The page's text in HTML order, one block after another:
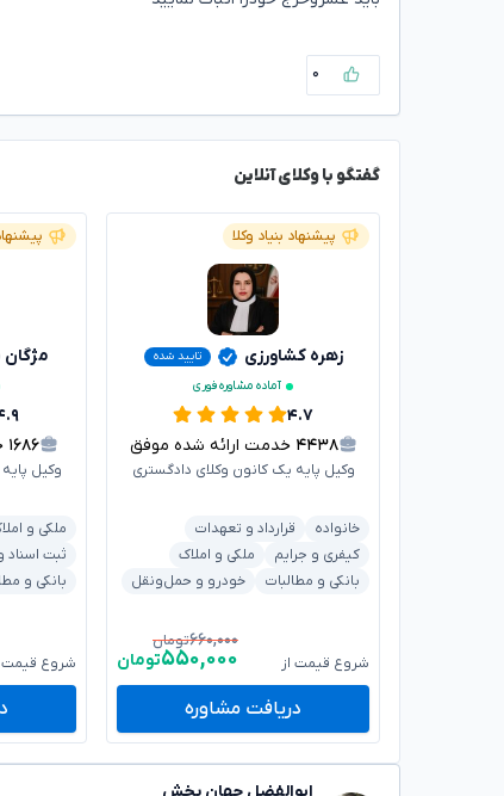
۰
گفتگو با وکلای آنلاین
پیشنهاد بنیاد وکلا
زهره کشاورزی
تایید شده
آماده مشاوره فوری
۴.۷
۴۴۳۸ خدمت ارائه شده موفق
وکیل پایه یک کانون وکلای دادگستری
خانواده
قرارداد و تعهدات
کیفری و جرایم
ملکی و املاک
بانکی و مطالبات
خودرو و حمل‌ونقل
شروع قیمت از
۶۶۰,۰۰۰تومان
۵۵۰,۰۰۰تومان
دریافت مشاوره
۱۶۸۶
وکیل
ملکی و
ثبت اسناد
بانکی و
شروع قیمت